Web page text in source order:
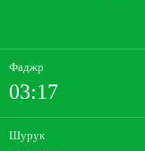
Фаджр
03:17
Шурук